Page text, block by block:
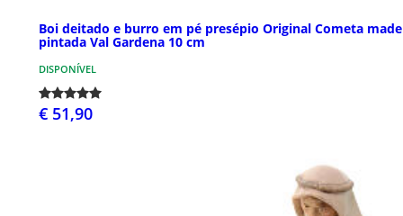
Boi deitado e burro em pé presépio Original Cometa
pintada Val Gardena 10 cm
DISPONÍVEL
€ 51,90